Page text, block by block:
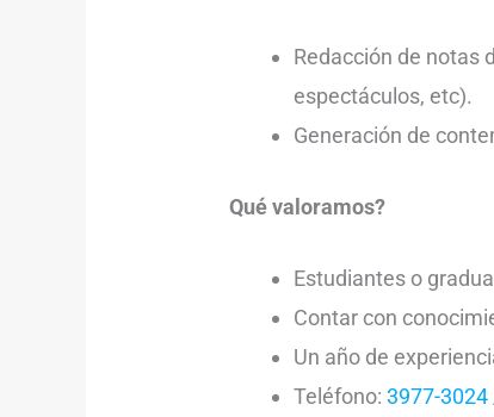
Redacción de notas
espectáculos, etc).
Generación de
Qué valoramos?
Estudiantes o
Contar con
Un año de
Teléfono:3977-3024